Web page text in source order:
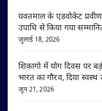
यवतमाल के एडवोकेट
उपाधि से किया गया
जुलाई 18, 2026
शिकागो में योग दिवस पर
भारत का गौरव, दिया
जून 21, 2026